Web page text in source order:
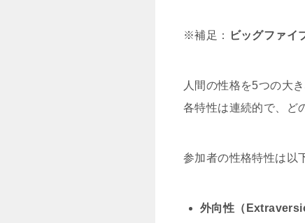
※補足： ビッグファイ
人間の性格を5つの大
各特性は連続的で、ど
参加者の性格特性は以
外向性（